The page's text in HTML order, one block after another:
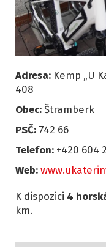
Adresa: Kemp „U
408
Obec: Štramberk
PSČ: 742 66
Telefon: +420 604
Web:
K dispozici 4
km.